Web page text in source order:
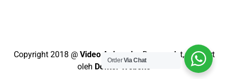
Copyright 2018 @ Video Animasi– Dreams Art, Support
oleh Dokter Website
OrderVia Chat